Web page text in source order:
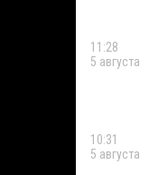
11:28
5 августа
10:31
5 августа